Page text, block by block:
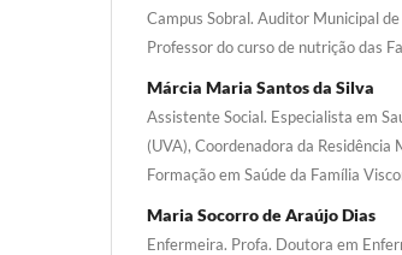
Campus Sobral. Auditor Municipal
Professor do curso de nutrição das
Márcia Maria Santos da Silva
Assistente Social. Especialista em
(UVA), Coordenadora da Residência
Formação em Saúde da Família
Maria Socorro de Araújo Dias
Enfermeira. Profa. Doutora em